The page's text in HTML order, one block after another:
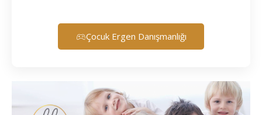
Çocuk Ergen Danışmanlığı